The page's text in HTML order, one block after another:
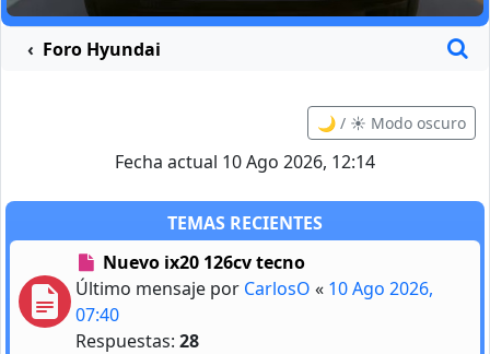
Foro Hyundai
🌙 / ☀️ Modo oscuro
Fecha actual 10 Ago 2026, 12:14
TEMAS RECIENTES
Nuevo ix20 126cv tecno
Último mensaje por CarlosO « 10 Ago 2026,
07:40
Respuestas: 28